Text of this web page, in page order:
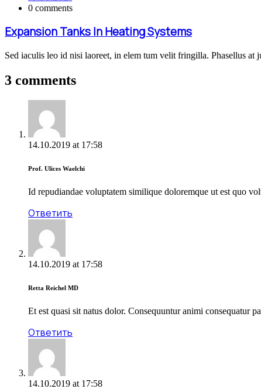
0 comments
Expansion Tanks In Heating Systems
Sed iaculis leo id nisi laoreet, in elem tum velit fringilla. Phasellus at
3 comments
14.10.2019 at 17:58
Prof. Ulices Waelchi
Id repudiandae voluptatem similique doloremque ut est quo
Ответить
14.10.2019 at 17:58
Retta Reichel MD
Et est quasi sit natus dolor. Consequuntur animi consequatur
Ответить
14.10.2019 at 17:58